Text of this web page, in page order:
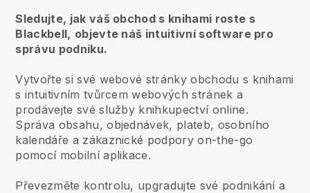
Sledujte, jak váš obchod s knihami roste s
Blackbell, objevte náš intuitivní software pro
správu podniku.
Vytvořte si své webové stránky obchodu s knihami
s intuitivním tvůrcem webových stránek a
prodávejte své služby knihkupectví online.
Správa obsahu, objednávek, plateb, osobního
kalendáře a zákaznické podpory on-the-go
pomocí mobilní aplikace.
Převezměte kontrolu, upgradujte své podnikání a